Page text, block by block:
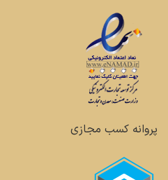
پروانه کسب مجازی